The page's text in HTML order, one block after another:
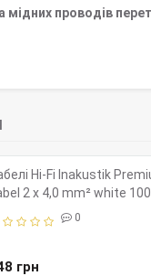
мідних проводів
Hi-Fi Inakustik
2 x 4,0 mm² white
0
грн